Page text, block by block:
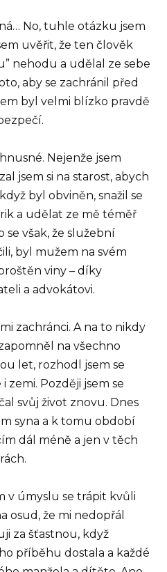
No, tuhle otázku jsem
uvěřit, že ten člověk
nehodu a udělal ze sebe
aby se zachránil před
byl velmi blízko pravdě
Nejenže jsem
jsem si na starost, abych
byl obviněn, snažil se
a udělat ze mě téměř
se však, že služební
byl mužem na svém
viny – díky
a advokátovi.
zachránci. A na to nikdy
na všechno
let, rozhodl jsem se
zemi. Později jsem se
svůj život znovu. Dnes
syna a k tomu období
dál méně a jen v těch
v úmyslu se trápit kvůli
osud, že mi nedopřál
za šťastnou, když
příběhu dostala a každé